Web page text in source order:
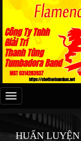
Đây
là
menu
HUẤN